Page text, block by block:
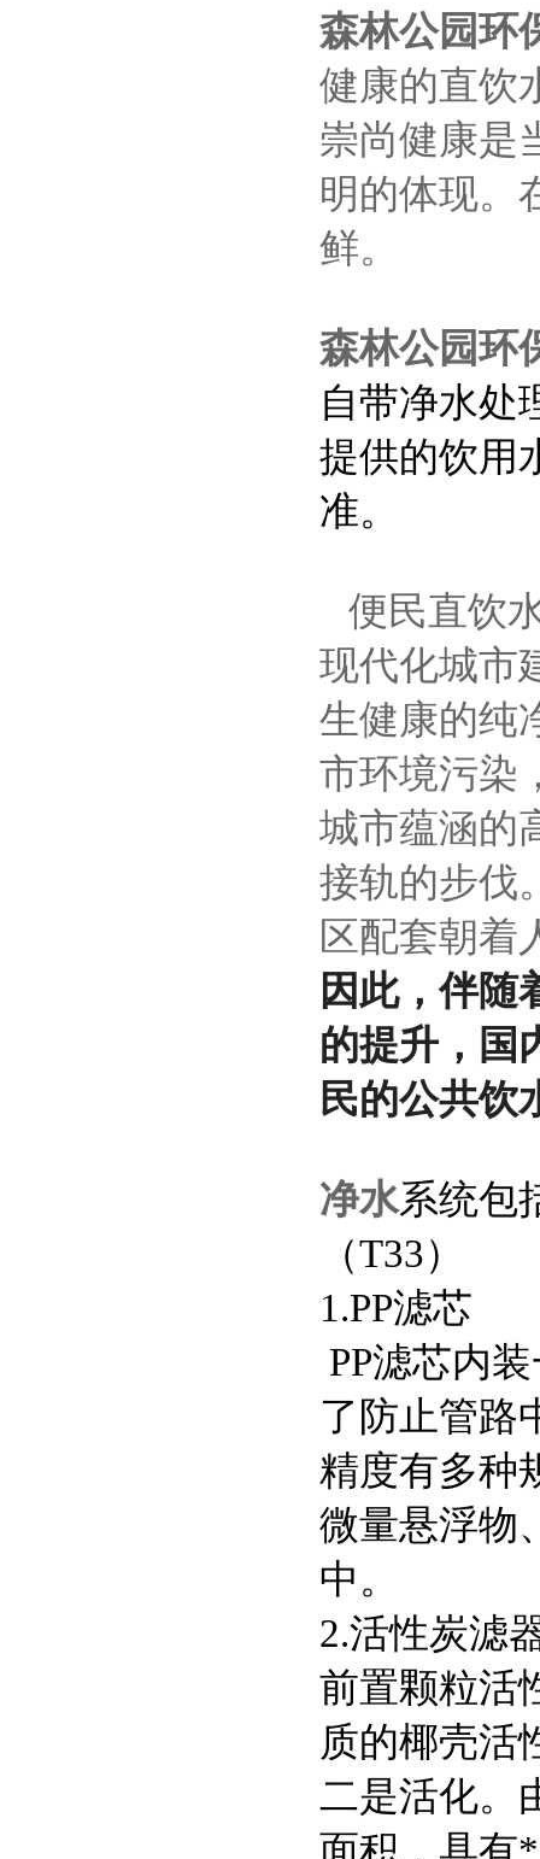
森林公园环
健康的直饮
崇尚健康是
明的体现。
鲜。
森林公园环
自带净水处
提供的饮用
准。
便民直饮
现代化城市
生健康的纯
市环境污染
城市蕴涵的
接轨的步伐
区配套朝着
因此，伴随
的提升，国
民的公共饮
净水系统包
（T33）
1.PP滤芯
PP滤芯内
了防止管路
精度有多种
微量悬浮物
中。
2.活性炭滤
前置颗粒活
质的椰壳
二是活化。
面积，具有